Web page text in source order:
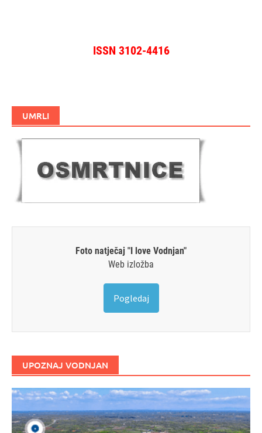
ISSN 3102-4416
UMRLI
Foto natječaj "I love Vodnjan"
Web izložba
Pogledaj
UPOZNAJ VODNJAN